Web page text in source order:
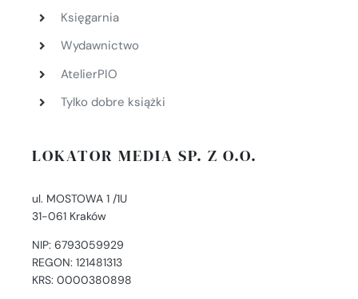
Księgarnia
Wydawnictwo
AtelierPIO
Tylko dobre książki
LOKATOR MEDIA SP. Z O.O.
ul. MOSTOWA 1 /1U
31-061 Kraków
NIP: 6793059929
REGON: 121481313
KRS: 0000380898